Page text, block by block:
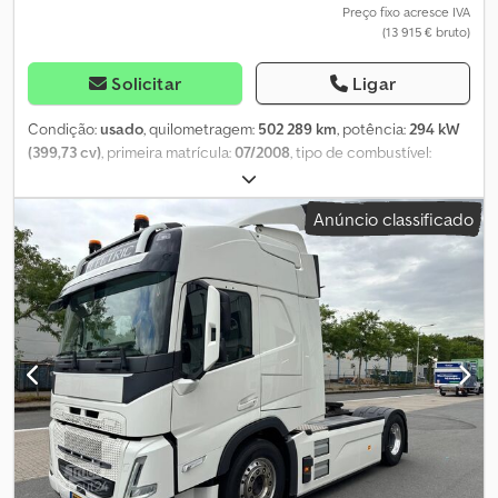
Preço fixo acresce IVA
(13 915 € bruto)
Solicitar Ligar
Condição:usado, quilometragem: 502 289 km, potência:294 kW
(399,73 cv), primeira matrícula:07/2008, tipo de combustível:
4x2, combustível:
cabina do condutor:cabina diurna, tipo de engrenagem:
, classe de emissão:Euro 5, suspensão:aço-ar,
comprimento total:6 600 mm, largura total: 2 500 mm, altura
total:3 060 mm, Ano de fabrico: , Equipamento:AdBlue
Outras opções e acessórios = - Tomada de força (PTO) = Notas =
Apesar do cuidado na introdução correta dos dados, não
podemos ser responsabilizados por eventuais erros nesta
publicação. Dsdpfozr Rw Usx Abxeck As imagens podem não
corresponder à realidade. TLD Trucks & Vans BV Wolfstee 44 B-
2200 Herentals Bélgica Tel.: Leemans Thierry Tel.: Leemans Dino =
Mais informações = Informações técnicas Número de cilindros: 6
Cilindrada: 12.780 cc Eixo dianteiro: Direcional; Suspensão:
Suspensão de lâminas Eixo traseiro: Pneus duplos; Suspensão:
Anúncio classificado